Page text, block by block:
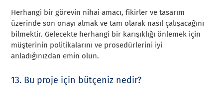
Herhangi bir görevin nihai amacı, fikirler ve tasarım
üzerinde son onayı almak ve tam olarak nasıl çalışacağını
bilmektir. Gelecekte herhangi bir karışıklığı önlemek için
müşterinin politikalarını ve prosedürlerini iyi
anladığınızdan emin olun.
13. Bu proje için bütçeniz nedir?